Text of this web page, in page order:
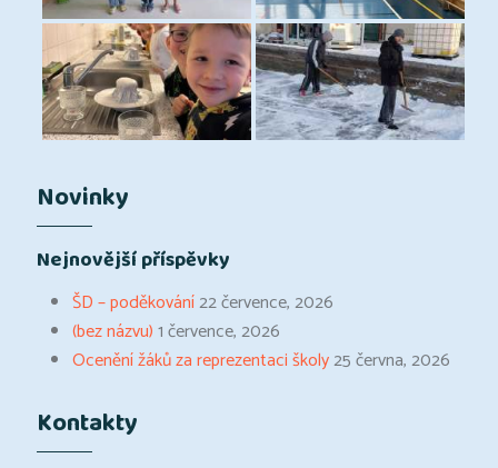
Novinky
Nejnovější příspěvky
ŠD – poděkování22 července, 2026
(bez názvu)1 července, 2026
Ocenění žáků za reprezentaci školy25 června, 2026
Kontakty